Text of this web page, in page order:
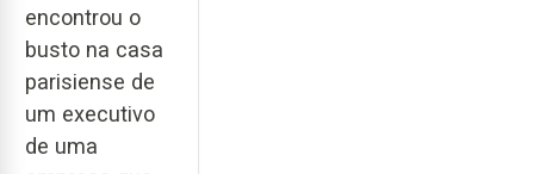
encontrou o
busto na casa
parisiense de
um executivo
de uma